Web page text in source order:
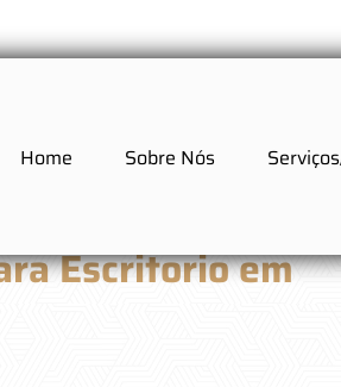
Home Sobre Nós
Escritorio em